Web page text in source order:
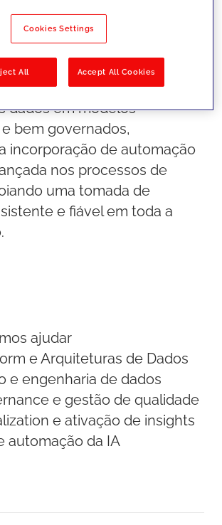
fundações de dados
raiz para IA, garantindo
governação e
entre sistemas. Ao
dados em modelos
bem governados,
incorporação de automação
nos processos de
uma tomada de
e fiável em toda a
ajudar
e Arquiteturas de Dados
e engenharia de dados
e gestão de qualidade
e ativação de insights
automação da IA
Cookies Settings
All Accept All Cookies